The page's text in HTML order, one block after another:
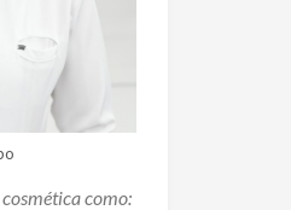
como: